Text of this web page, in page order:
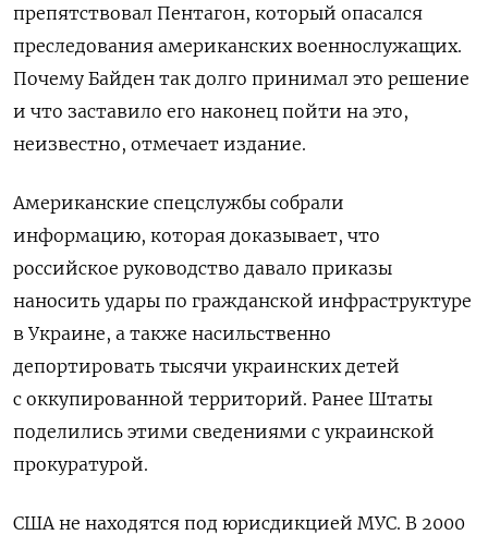
препятствовал Пентагон, который опасался
преследования американских военнослужащих.
Почему Байден так долго принимал это решение
и что заставило его наконец пойти на это,
неизвестно, отмечает издание.
Американские спецслужбы собрали
информацию, которая доказывает, что
российское руководство давало приказы
наносить удары по гражданской инфраструктуре
в Украине, а также насильственно
депортировать тысячи украинских детей
с оккупированной территорий. Ранее Штаты
поделились этими сведениями с украинской
прокуратурой.
США не находятся под юрисдикцией МУС. В 2000